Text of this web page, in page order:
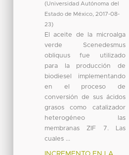
(Universidad Autónoma del
Estado de México, 2017-08-
23)
El aceite de la microalga
verde Scenedesmus
obliquus fue utilizado
para la producción de
biodiesel implementando
en el proceso de
conversión de sus ácidos
grasos como catalizador
heterogéneo las
membranas ZIF 7. Las
cuales ...